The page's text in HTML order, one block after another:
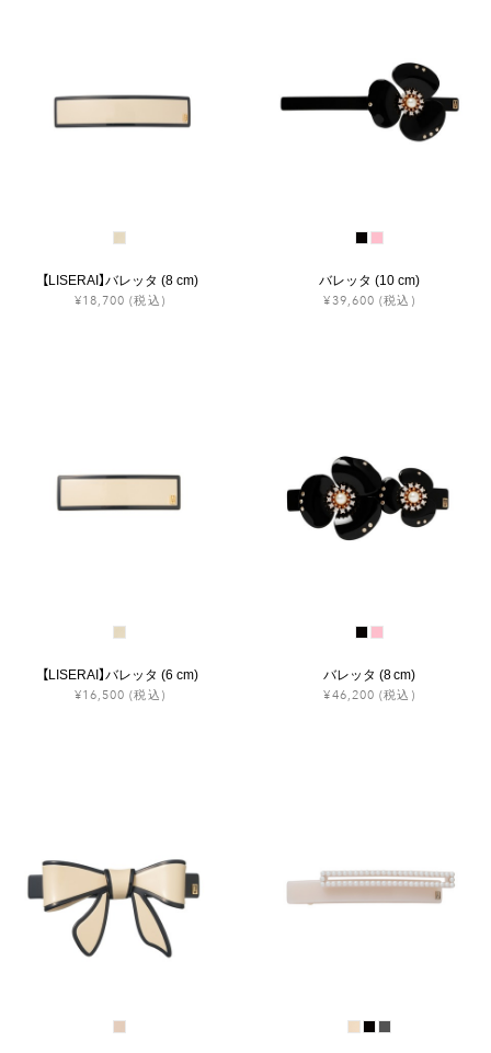
【LISERAI】バレッタ (8 cm)
¥18,700 (税込)
バレッタ (10 cm)
¥39,600 (税込)
【LISERAI】バレッタ (6 cm)
¥16,500 (税込)
バレッタ (8 cm)
¥46,200 (税込)